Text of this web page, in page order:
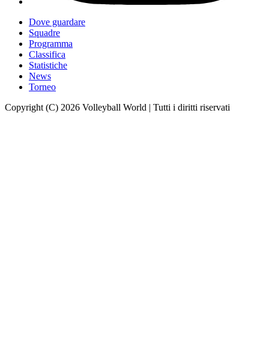
Dove guardare
Squadre
Programma
Classifica
Statistiche
News
Torneo
Copyright (C) 2026 Volleyball World | Tutti i diritti riservati